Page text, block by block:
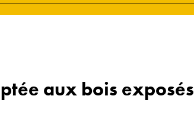
aux bois exposés